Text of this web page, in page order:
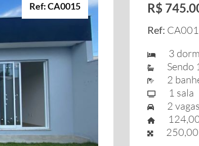
Ref: CA0015 R$
Ref:
3
Sendo
2
1 sala
2 vagas
250,00